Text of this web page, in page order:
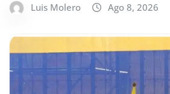
Luis Molero Ago 8, 2026